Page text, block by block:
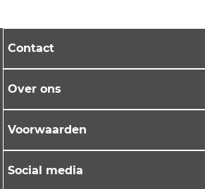
Contact
Over ons
Voorwaarden
Social media